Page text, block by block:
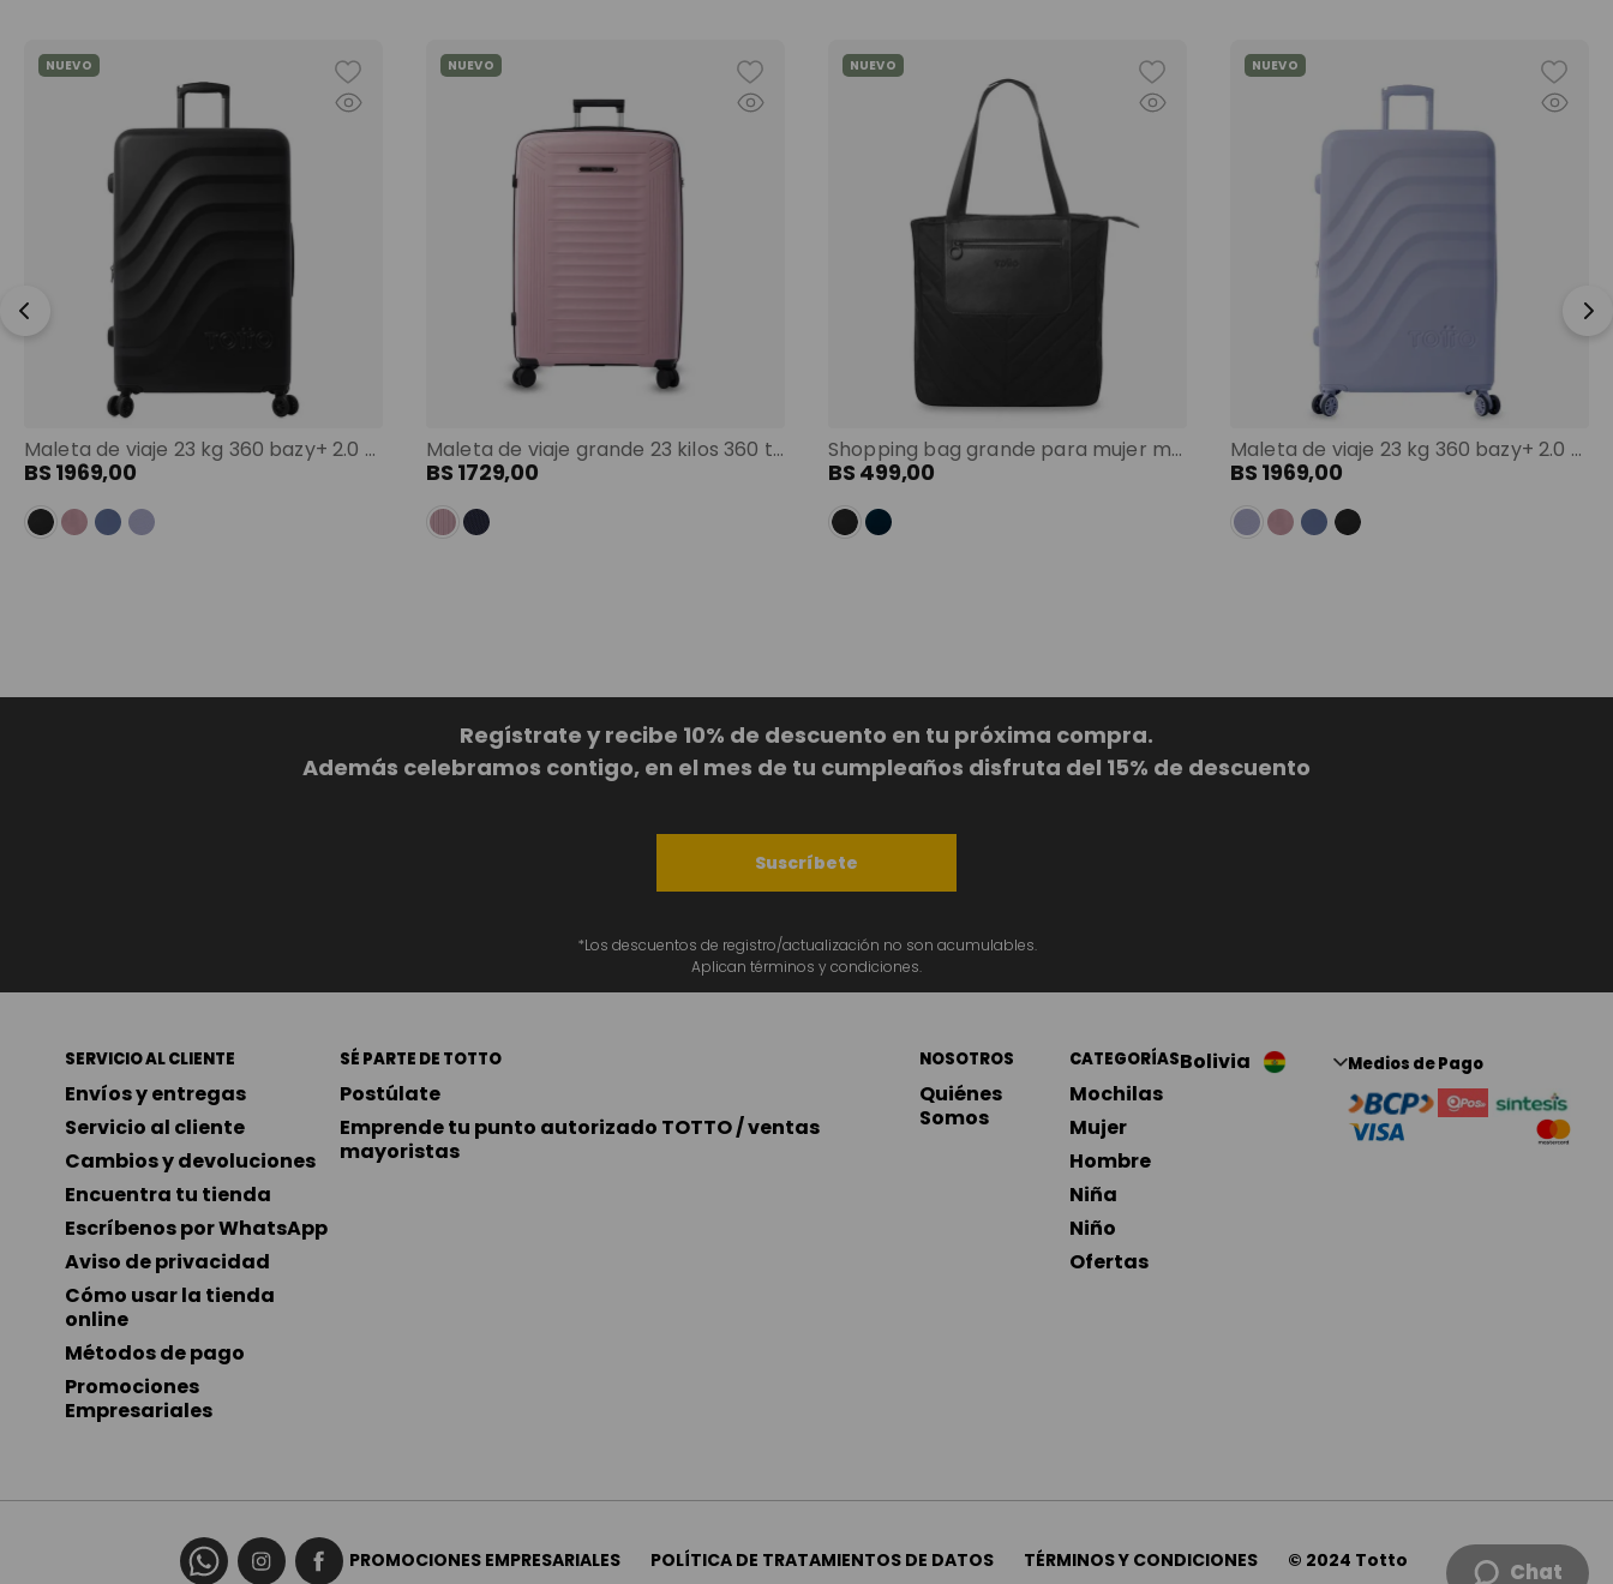
Maleta de viaje 23 kg 360 bazy+ 2.0 bodega negro color: negro
NUEVO
BS 1969,00
Maleta de viaje grande 23 kilos 360 trulli morado color: morado
NUEVO
BS 1729,00
Shopping bag grande para mujer malawi porta pc 13" negro color: negro
NUEVO
BS 499,00
Maleta de viaje 23 kg 360 bazy+ 2.0 bodega morado color: morado
NUEVO
BS 1969,00
Regístrate y recibe 10% de descuento en tu próxima compra.
Además celebramos contigo, en el mes de tu cumpleaños disfruta del 15% de descuento
Suscríbete
*Los descuentos de registro/actualización no son acumulables.
Aplican términos y condiciones.
SERVICIO AL CLIENTE
Envíos y entregas
Servicio al cliente
Cambios y devoluciones
Encuentra tu tienda
Escríbenos por WhatsApp
Aviso de privacidad
Cómo usar la tienda
online
Métodos de pago
Promociones
Empresariales
SÉ PARTE DE TOTTO
Postúlate
Emprende tu punto autorizado TOTTO / ventas
mayoristas
NOSOTROS
Quiénes
Somos
CATEGORÍAS
Mochilas
Mujer
Hombre
Niña
Niño
Ofertas
Bolivia Medios de Pago
PROMOCIONES EMPRESARIALES POLÍTICA DE TRATAMIENTOS DE DATOS TÉRMINOS Y CONDICIONES © 2024 Totto Chat